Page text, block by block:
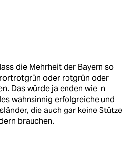
die Mehrheit der Bayern so
oder rotgrün oder
Das würde ja enden wie in
wahnsinnig erfolgreiche und
die auch gar keine Stütze
brauchen.